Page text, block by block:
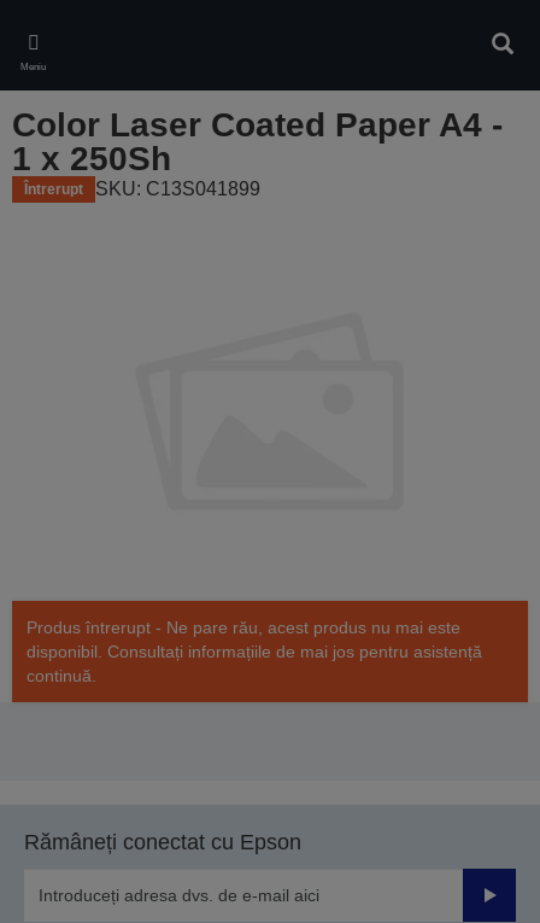
main
content
Meniu
Color Laser Coated Paper A4 -
1 x 250Sh
Întrerupt SKU: C13S041899
Produs întrerupt - Ne pare rău, acest produs nu mai este
disponibil. Consultați informațiile de mai jos pentru asistență
continuă.
Rămâneți conectat cu Epson